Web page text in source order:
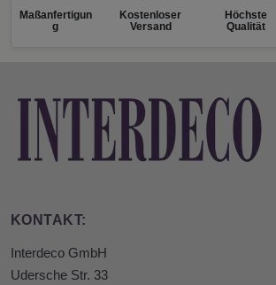
Maßanfertigun
g
Kostenloser
Versand
Höchste
Qualität
KONTAKT:
Interdeco GmbH
Udersche Str. 33